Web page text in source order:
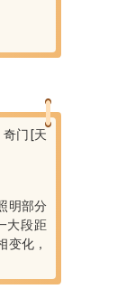
门[天
明部分
大段距
变化，